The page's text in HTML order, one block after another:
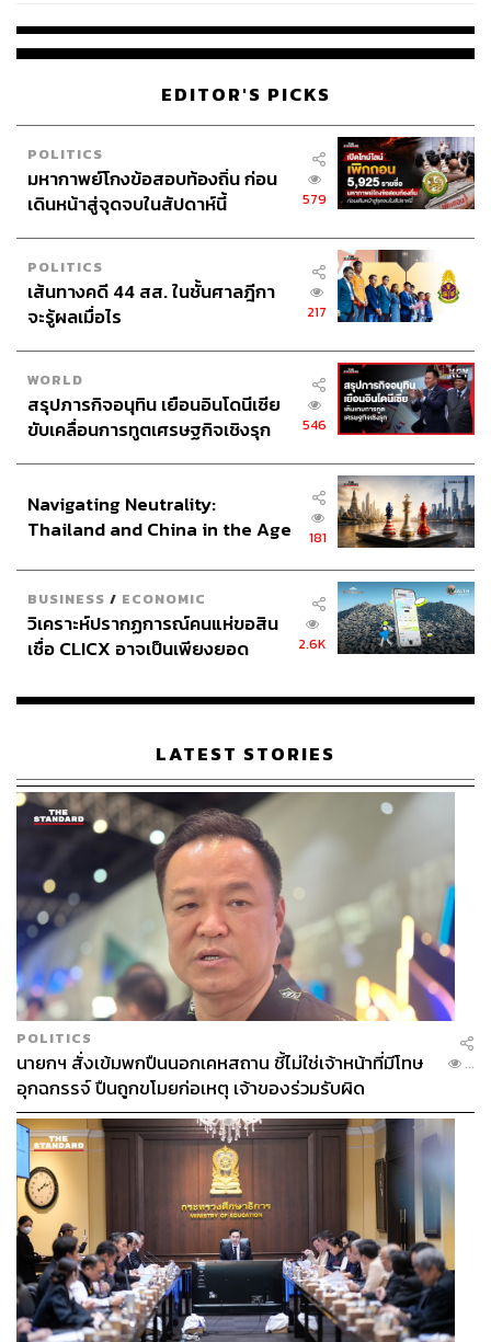
EDITOR'S PICKS
POLITICS
มหากาพย์โกงข้อสอบท้องถิ่น ก่อน
เดินหน้าสู่จุดจบในสัปดาห์นี้
579
POLITICS
เส้นทางคดี 44 สส. ในชั้นศาลฎีกา
จะรู้ผลเมื่อไร
217
WORLD
สรุปภารกิจอนุทิน เยือนอินโดนีเซีย
ขับเคลื่อนการทูตเศรษฐกิจเชิงรุก
546
Navigating Neutrality:
Thailand and China in the Age
181
BUSINESS / ECONOMIC
วิเคราะห์ปรากฏการณ์คนแห่ขอสิน
เชื่อ CLICX อาจเป็นเพียงยอด
เรือนไทยที่ถูกซุกไว้
2.6K
LATEST STORIES
POLITICS
นายกฯ สั่งเข้มพกปืนนอกเคหสถาน ชี้ไม่ใช่เจ้าหน้าที่มีโทษ
อุกฉกรรจ์ ปืนถูกขโมยก่อเหตุ เจ้าของร่วมรับผิด
...